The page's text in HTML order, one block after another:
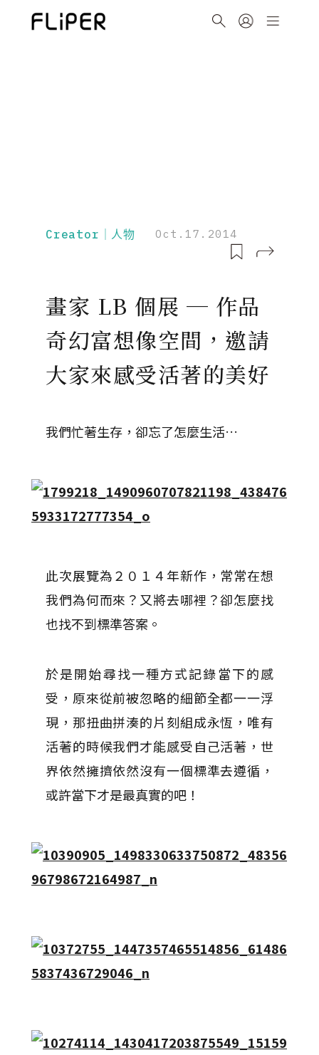
Creator｜人物 Oct.17.2014
畫家 LB 個展 ─ 作品
奇幻富想像空間，邀請
大家來感受活著的美好
我們忙著生存，卻忘了怎麼生活…
此次展覽為２０１４年新作，常常在想
我們為何而來？又將去哪裡？卻怎麼找
也找不到標準答案。
於是開始尋找一種方式記錄當下的感
受，原來從前被忽略的細節全都一一浮
現，那扭曲拼湊的片刻組成永恆，唯有
活著的時候我們才能感受自己活著，世
界依然擁擠依然沒有一個標準去遵循，
或許當下才是最真實的吧！